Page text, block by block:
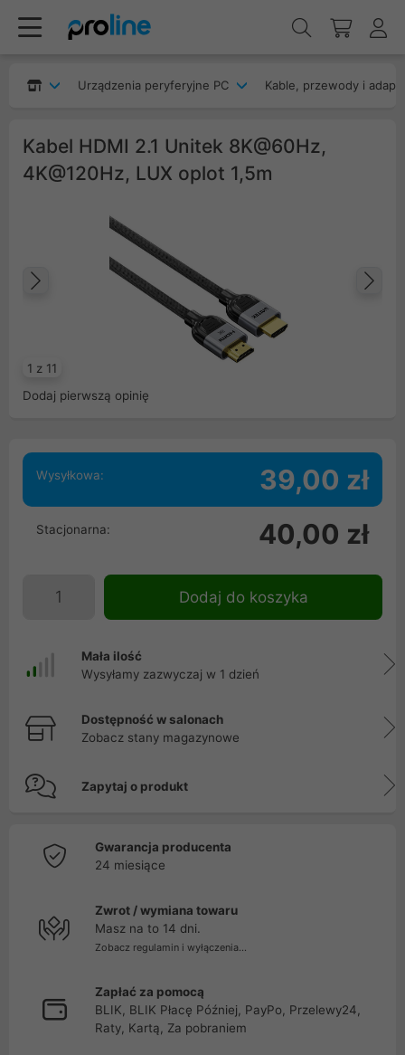
Urządzenia peryferyjne PC Kable, przewody i
Kabel HDMI 2.1 Unitek 8K@60Hz,
4K@120Hz, LUX oplot 1,5m
1 z 11
Poprzedni
Dodaj pierwszą opinię
Wysyłkowa: 39,00 zł
Stacjonarna: 40,00 zł
Dodaj do koszyka
Mała ilość
Wysyłamy zazwyczaj w 1 dzień
Dostępność w salonach
Zobacz stany magazynowe
Zapytaj o produkt
Gwarancja producenta
24 miesiące
Zwrot / wymiana towaru
Masz na to 14 dni.
Zobacz regulamin i wyłączenia...
Zapłać za pomocą
BLIK, BLIK Płacę Później, PayPo, Przelewy24,
Raty, Kartą, Za pobraniem